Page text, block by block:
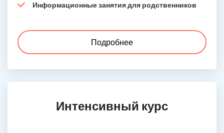
Информационные занятия для родственников
Подробнее
Интенсивный курс